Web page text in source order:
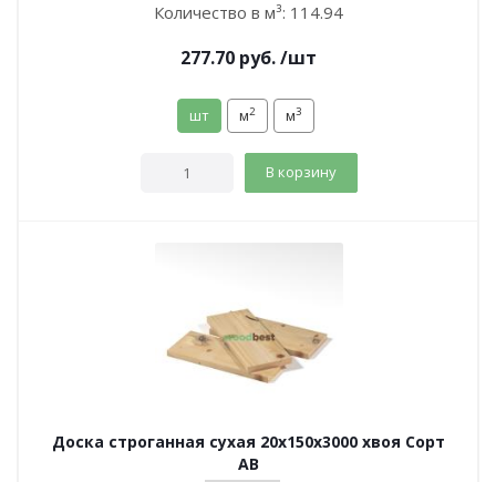
Количество в м³: 114.94
277.70 руб./шт
шт м2 м3
В корзину
Доска строганная сухая 20х150х3000 хвоя Сорт
АВ